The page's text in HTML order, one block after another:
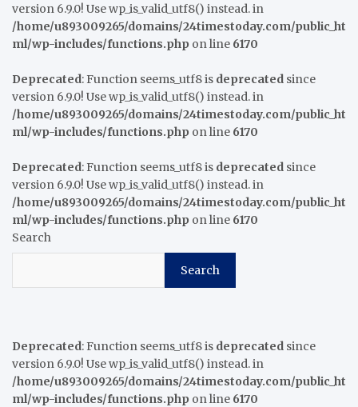
version 6.9.0! Use wp_is_valid_utf8() instead. in
/home/u893009265/domains/24timestoday.com/public_ht
ml/wp-includes/functions.php on line 6170
Deprecated: Function seems_utf8 is deprecated since
version 6.9.0! Use wp_is_valid_utf8() instead. in
/home/u893009265/domains/24timestoday.com/public_ht
ml/wp-includes/functions.php on line 6170
Deprecated: Function seems_utf8 is deprecated since
version 6.9.0! Use wp_is_valid_utf8() instead. in
/home/u893009265/domains/24timestoday.com/public_ht
ml/wp-includes/functions.php on line 6170
Search
Search
Deprecated: Function seems_utf8 is deprecated since
version 6.9.0! Use wp_is_valid_utf8() instead. in
/home/u893009265/domains/24timestoday.com/public_ht
ml/wp-includes/functions.php on line 6170